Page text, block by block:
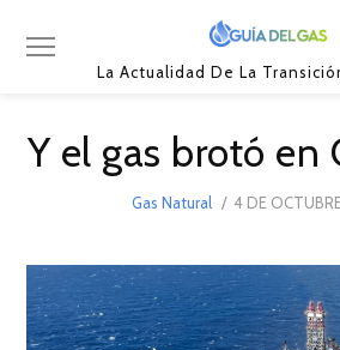
La Actualidad De La
Y el gas brotó en
Gas Natural
POSTED
4 DE